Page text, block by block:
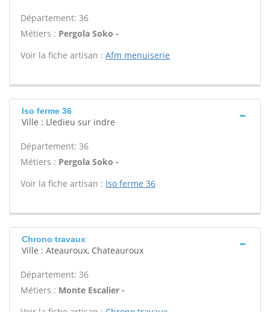
Département: 36
Métiers : Pergola Soko -
Voir la fiche artisan : Afm menuiserie
Iso ferme 36
Ville : Lledieu sur indre
Département: 36
Métiers : Pergola Soko -
Voir la fiche artisan : Iso ferme 36
Chrono travaux
Ville : Ateauroux, Chateauroux
Département: 36
Métiers : Monte Escalier -